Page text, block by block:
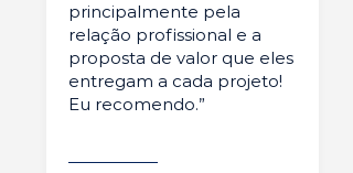
principalmente pela
relação profissional e a
proposta de valor que eles
entregam a cada projeto!
Eu recomendo.”